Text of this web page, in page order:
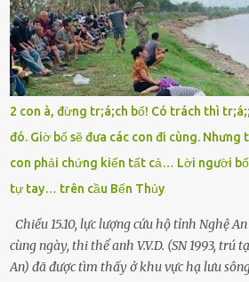
Chú ơi, cháu đi thi, xe hỏng rồi! Làm ơn
giúp cháu với, cháu không có điện thoại…
thì tăng ga tránh xa như né một kẻ lừa
như một kẻ mất trí. Vô ích. 6h10. Còn hơn
tôi chỉ có một lựa chọn duy nhất: chạy. Tôi
rút tờ giấy báo dự thi nhét túi áo, đeo ba
Chạy không ngừng. Qua ngã...
2 con à, đừng tr;á;ch bố! Có trách thì
đó. Giờ bố sẽ đưa các con đi cùng.
con phải chứng kiến tất cả… Lời người
tự tay… trên cầu Bến Thủy
Chiều 15.10, lực lượng cứu hộ tỉnh Nghệ
cùng ngày, thi thể anh V.V.D. (SN 1993, trú
An) đã được tìm thấy ở khu vực hạ lưu